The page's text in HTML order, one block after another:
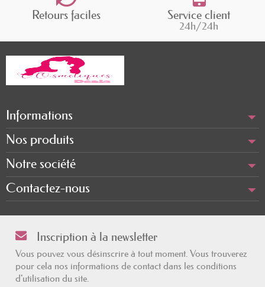
Retours faciles Service client
24h/24h
Informations
Nos produits
Notre société
Contactez-nous
Inscription à la newsletter
Vous pouvez vous désinscrire à tout moment. Vous trouverez
pour cela nos informations de contact dans les conditions
d'utilisation du site.